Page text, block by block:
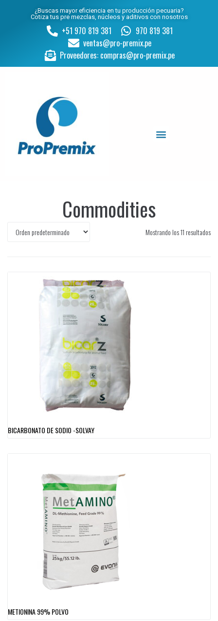
¿Buscas mayor eficiencia en tu producción pecuaria?
Cotiza tus pre mezclas, núcleos y aditivos con nosotros
+51 970 819 381
970 819 381
ventas@pro-premix.pe
Proveedores: compras@pro-premix.pe
Commodities
Mostrando los 11 resultados
BICARBONATO DE SODIO -SOLVAY
METIONINA 99% POLVO